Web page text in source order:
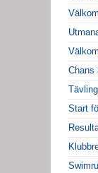
Chans
Start